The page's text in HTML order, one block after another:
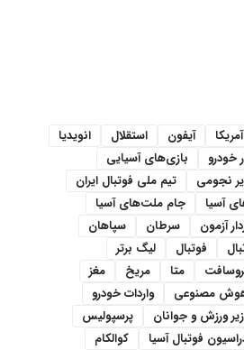
آمریکا آیفون استقلال
انویدیا
خودرو
بازی‌های آسیایی
نجومی
تیم ملی فوتبال ایران
آسیا
جام ملت‌های آسیا
آزمون سرطان
سپاهان
فوتبال
لیگ برتر
متا مریخ
مغز
مصنوعی
واردات خودرو
ورزش و جوانان
پرسپولیس
فوتبال آسیا
کوالکام